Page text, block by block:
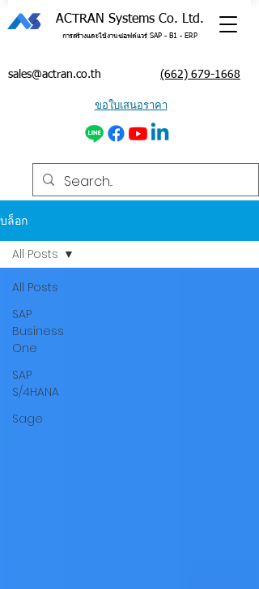
ACTRAN Systems Co. Ltd.
การสร้างและใช้งานซอฟต์แวร์ SAP - B1 - ERP
sales@actran.co.th (662) 679-1668
ขอใบเสนอราคา
บล็อก
All Posts
SAP
Business
One
SAP
S/4HANA
Sage
All Posts